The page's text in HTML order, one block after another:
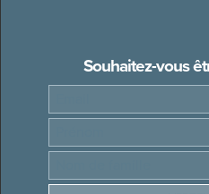
Souhaitez-vous